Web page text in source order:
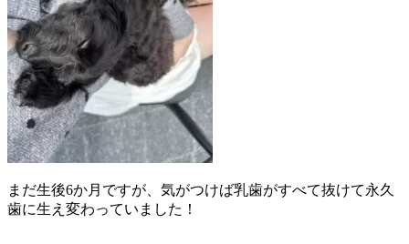
まだ生後6か月ですが、気がつけば乳歯がすべて抜けて永久
歯に生え変わっていました！